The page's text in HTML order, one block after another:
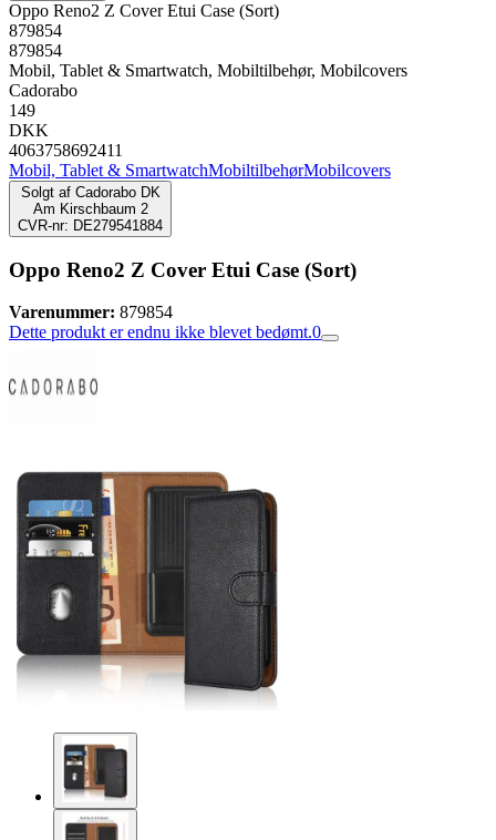
Oppo Reno2 Z Cover Etui Case (Sort)
879854
879854
Mobil, Tablet & Smartwatch, Mobiltilbehør, Mobilcovers
Cadorabo
149
DKK
4063758692411
Mobil, Tablet & SmartwatchMobiltilbehørMobilcovers
Solgt af Cadorabo DK
Am Kirschbaum 2
CVR-nr: DE279541884
Oppo Reno2 Z Cover Etui Case (Sort)
Varenummer: 879854
Dette produkt er endnu ikke blevet bedømt.0